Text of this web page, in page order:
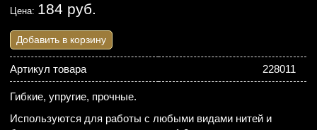
Цена: 184 руб.
Добавить в корзину
Артикул товара 228011
Гибкие, упругие, прочные.
Используются для работы с любыми видами нитей и